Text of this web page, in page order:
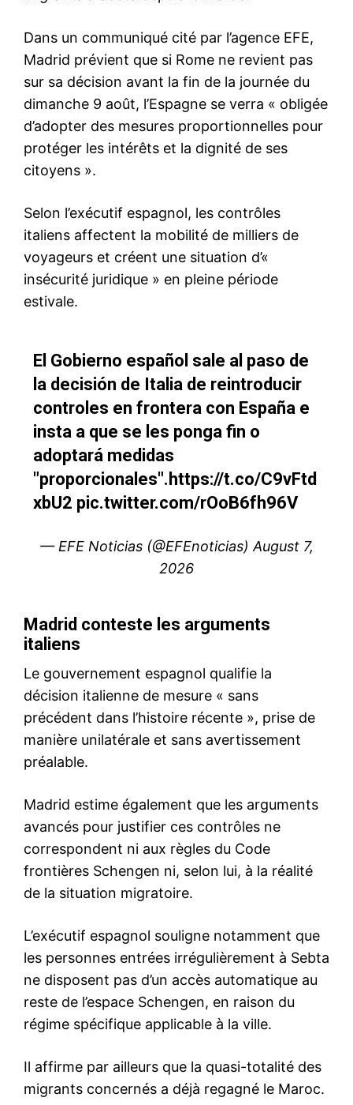
le1.ma
l'intelligence de
l'information
S'ABONNER MAINTENANT